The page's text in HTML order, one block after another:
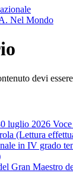
Nel Mondo
devi
luglio 2026
(Lettura
in IV grado
Gran Maestro